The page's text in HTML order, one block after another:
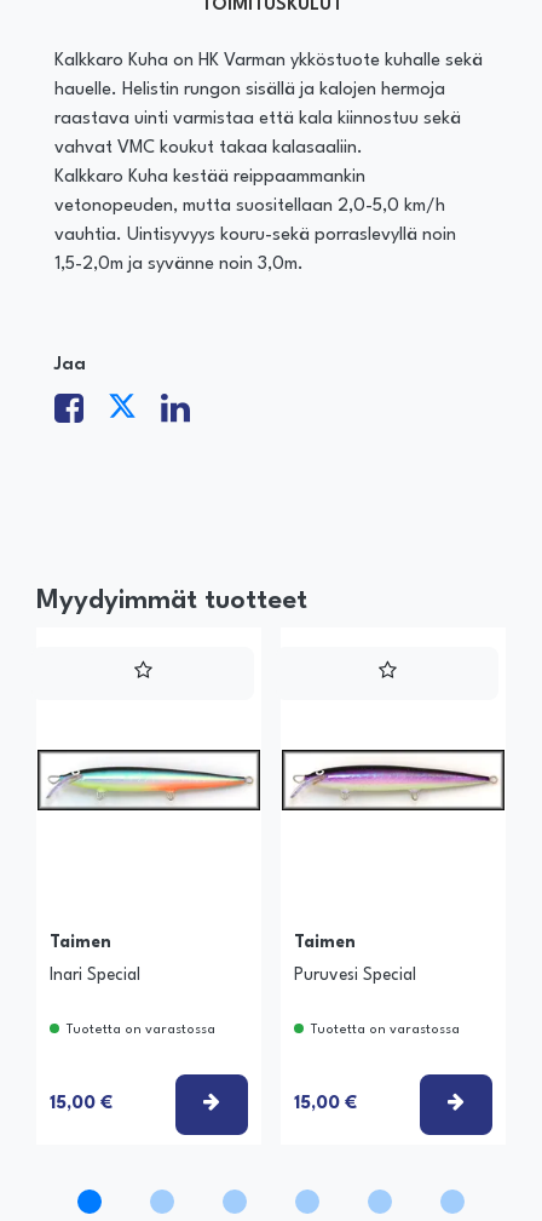
TOIMITUSKULUT
Kalkkaro Kuha on HK Varman ykköstuote kuhalle sekä
hauelle. Helistin rungon sisällä ja kalojen hermoja
raastava uinti varmistaa että kala kiinnostuu sekä
vahvat VMC koukut takaa kalasaaliin.
Kalkkaro Kuha kestää reippaammankin
vetonopeuden, mutta suositellaan 2,0-5,0 km/h
vauhtia. Uintisyvyys kouru-sekä porraslevyllä noin
1,5-2,0m ja syvänne noin 3,0m.
Jaa
Myydyimmät tuotteet
Taimen
Inari Special
Tuotetta on varastossa
15,00 € VALITSE VAIHTOEHTO
Taimen
Puruvesi Special
Tuotetta on varastossa
15,00 €